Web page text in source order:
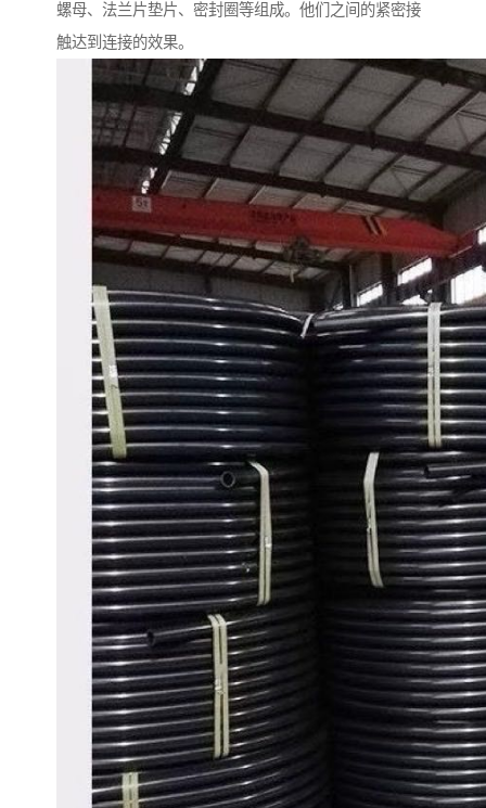
螺母、法兰片垫片、密封圈等组成。他们之间的紧密接
触达到连接的效果。